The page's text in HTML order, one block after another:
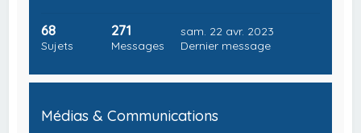
68
Sujets
271
Messages
sam. 22 avr. 2023
Dernier message
Médias & Communications